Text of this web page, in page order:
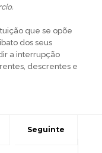
que se opõe
dos seus
a interrupção
descrentes e
Seguinte